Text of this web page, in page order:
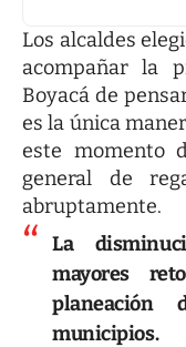
Los alcaldes
acompañar la
Boyacá de
es la única
este momento
general de
abruptamente.
La
mayores
planeación
municipios.